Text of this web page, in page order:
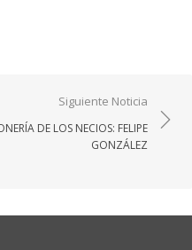
Siguiente Noticia
DE LOS NECIOS: FELIPE
GONZÁLEZ